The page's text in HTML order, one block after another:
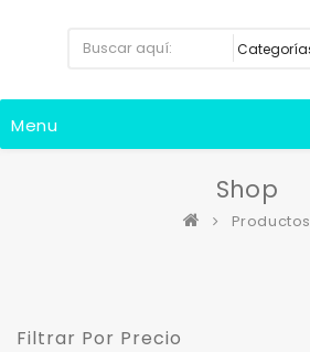
Menu
Shop
Productos
Filtrar Por Precio